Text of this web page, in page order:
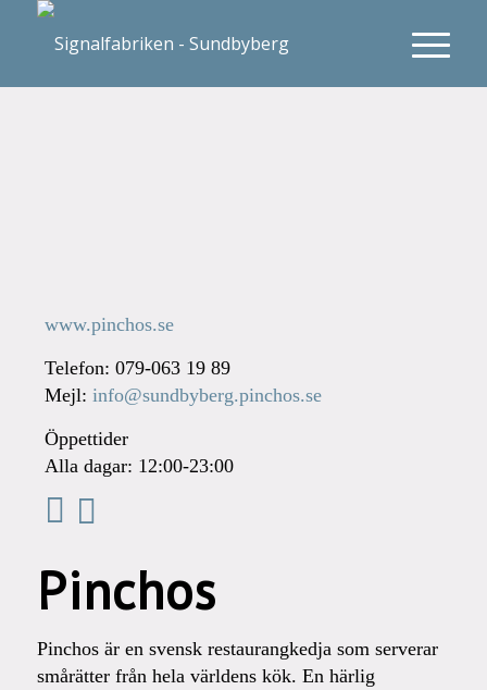
www.pinchos.se
Telefon: 079-063 19 89
Mejl:info@sundbyberg.pinchos.se
Öppettider
Alla dagar: 12:00-23:00
Pinchos
Pinchos är en svensk restaurangkedja som serverar
smårätter från hela världens kök. En härlig